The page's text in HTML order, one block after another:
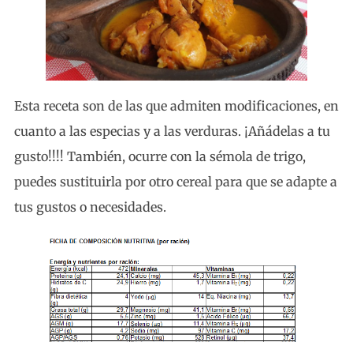
Esta receta son de las que admiten modificaciones, en
cuanto a las especias y a las verduras. ¡Añádelas a tu
gusto!!!! También, ocurre con la sémola de trigo,
puedes sustituirla por otro cereal para que se adapte a
tus gustos o necesidades.